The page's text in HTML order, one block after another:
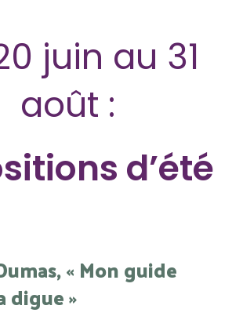
juin au 31
août :
d’été
« Mon guide
digue »